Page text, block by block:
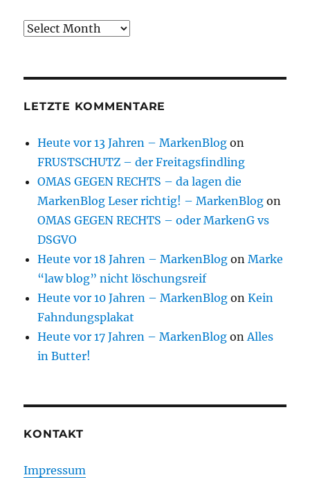
Archive
LETZTE KOMMENTARE
Heute vor 13 Jahren – MarkenBlog on
FRUSTSCHUTZ – der Freitagsfindling
OMAS GEGEN RECHTS – da lagen die
MarkenBlog Leser richtig! – MarkenBlog on
OMAS GEGEN RECHTS – oder MarkenG vs
DSGVO
Heute vor 18 Jahren – MarkenBlog onMarke
“law blog” nicht löschungsreif
Heute vor 10 Jahren – MarkenBlog onKein
Fahndungsplakat
Heute vor 17 Jahren – MarkenBlog onAlles
in Butter!
KONTAKT
Impressum